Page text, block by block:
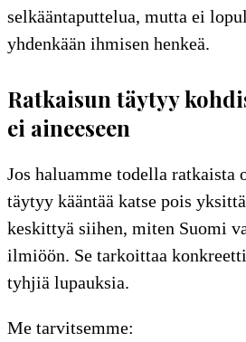
selkääntaputtelua, mutta ei
yhdenkään ihmisen henkeä.
Ratkaisun täytyy
ei aineeseen
Jos haluamme todella ratkaista
täytyy kääntää katse pois
keskittyä siihen, miten Suomi
ilmiöön. Se tarkoittaa
tyhjiä lupauksia.
Me tarvitsemme: